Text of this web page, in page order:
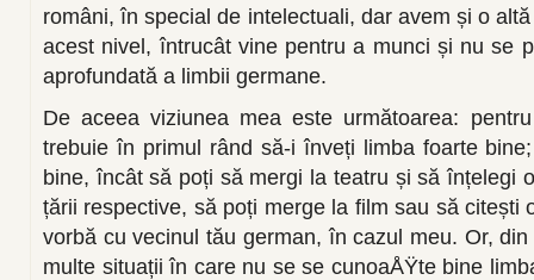
români, în special de intelectuali, dar avem și o
acest nivel, întrucât vine pentru a munci și nu se
aprofundată a limbii germane.
De aceea viziunea mea este următoarea:
trebuie în primul rând să-i înveți limba foarte
bine, încât să poți să mergi la teatru și să înțelegi
țării respective, să poți merge la film sau să citești
vorbă cu vecinul tău german, în cazul meu. Or,
multe situații în care nu se se cunoaÅŸte bine